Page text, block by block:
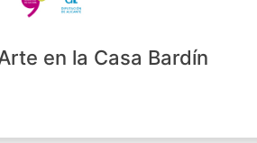
en la Casa Bardín